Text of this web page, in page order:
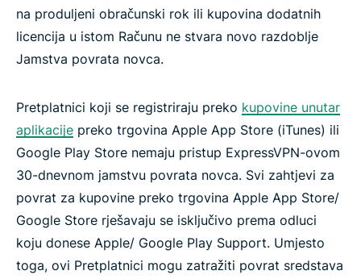
na produljeni obračunski rok ili kupovina dodatnih
licencija u istom Računu ne stvara novo razdoblje
Jamstva povrata novca.
Pretplatnici koji se registriraju preko kupovine unutar
aplikacije preko trgovina Apple App Store (iTunes) ili
Google Play Store nemaju pristup ExpressVPN-ovom
30-dnevnom jamstvu povrata novca. Svi zahtjevi za
povrat za kupovine preko trgovina Apple App Store/
Google Store rješavaju se isključivo prema odluci
koju donese Apple/ Google Play Support. Umjesto
toga, ovi Pretplatnici mogu zatražiti povrat sredstava